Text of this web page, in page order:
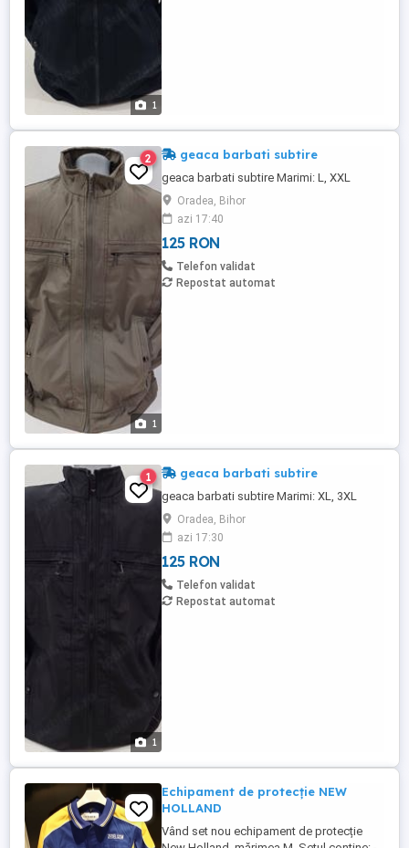
1
1
2 geaca barbati subtire
geaca barbati subtire Marimi: L, XXL
Oradea, Bihor
azi 17:40
125 RON
Telefon validat
Repostat automat
1
1 geaca barbati subtire
geaca barbati subtire Marimi: XL, 3XL
Oradea, Bihor
azi 17:30
125 RON
Telefon validat
Repostat automat
Echipament de protecție NEW
HOLLAND
Vând set nou echipament de protecție